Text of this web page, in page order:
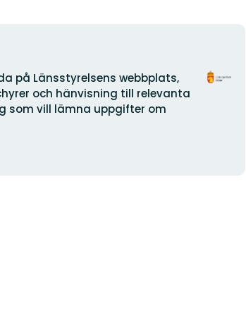
på Länsstyrelsens webbplats,
och hänvisning till relevanta
som vill lämna uppgifter om
Logotyp